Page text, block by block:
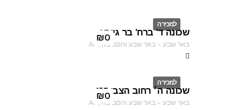
למכירה
ID
₪0
שכונה ד' ברח' בר גיורא
באר שבע–באר שבע והסביבה ,
AF
למכירה
ID
₪0
שכונה ה׳ רחוב הצבי 137
באר שבע–באר שבע והסביבה ,
AF